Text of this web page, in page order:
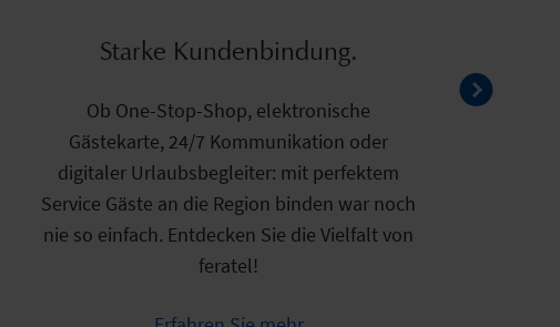
Starke Kundenbindung.
Ob One-Stop-Shop, elektronische
Gästekarte, 24/7 Kommunikation oder
digitaler Urlaubsbegleiter: mit perfektem
Service Gäste an die Region binden war noch
nie so einfach. Entdecken Sie die Vielfalt von
feratel!
Individuelle Gästekommunikation.
Vor, während und nach einem Aufenthalt mit
Gästen in Kontakt stehen –
informativ, unterhaltend und immer up to
date: Willkommen in der Welt von feratel!